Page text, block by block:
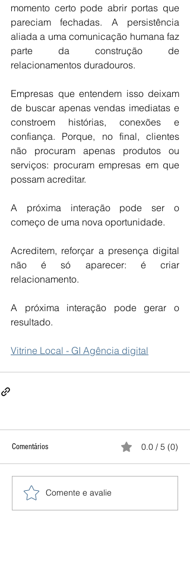
momento certo pode abrir portas que
pareciam fechadas. A persistência
aliada a uma comunicação humana faz
parte da construção de
relacionamentos duradouros.
Empresas que entendem isso deixam
de buscar apenas vendas imediatas e
constroem histórias, conexões e
confiança. Porque, no final, clientes
não procuram apenas produtos ou
serviços: procuram empresas em que
possam acreditar.
A próxima interação pode ser o
começo de uma nova oportunidade.
Acreditem, reforçar a presença digital
não é só aparecer: é criar
relacionamento.
A próxima interação pode gerar o
resultado.
Vitrine Local - GI Agência digital
Comentários 0.0 / 5 (0)
Comente e avalie